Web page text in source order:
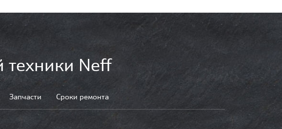
техники Neff
Запчасти Сроки ремонта